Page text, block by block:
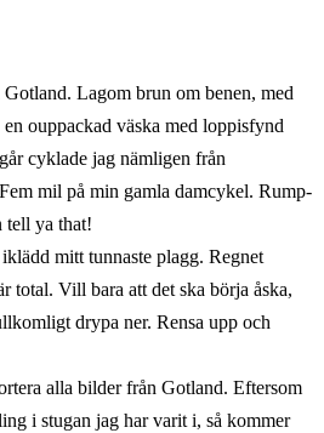
Lagom brun om benen, med
ouppackad väska med loppisfynd
cyklade jag nämligen från
mil på min gamla damcykel. Rump-
tell ya that!
mitt tunnaste plagg. Regnet
total. Vill bara att det ska börja åska,
drypa ner. Rensa upp och
alla bilder från Gotland. Eftersom
i stugan jag har varit i, så kommer